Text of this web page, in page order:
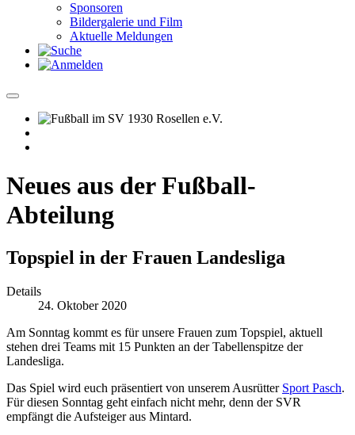
Sponsoren
Bildergalerie und Film
Aktuelle Meldungen
Neues aus der Fußball-
Abteilung
Topspiel in der Frauen Landesliga
Details
24. Oktober 2020
Am Sonntag kommt es für unsere Frauen zum Topspiel, aktuell
stehen drei Teams mit 15 Punkten an der Tabellenspitze der
Landesliga.
Das Spiel wird euch präsentiert von unserem Ausrütter Sport Pasch.
Für diesen Sonntag geht einfach nicht mehr, denn der SVR
empfängt die Aufsteiger aus Mintard.